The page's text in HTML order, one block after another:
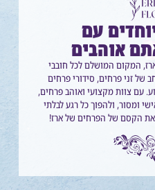
עם
המושלם לכל חובבי
סידורי פרחים
מקצועי ואוהב פרחים,
ולהפוך כל רגע לבלתי
של הפרחים של ארז!